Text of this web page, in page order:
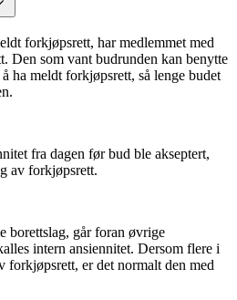
forkjøpsrett, har medlemmet med
Den som vant budrunden kan benytte
ha meldt forkjøpsrett, så lenge budet
fra dagen før bud ble akseptert,
av forkjøpsrett.
borettslag, går foran øvrige
intern ansiennitet. Dersom flere i
forkjøpsrett, er det normalt den med